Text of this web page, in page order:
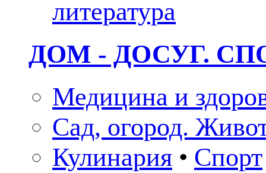
литература
ДОМ - ДОСУГ.
Медицина и
Сад, огород.
Кулинария • Спорт